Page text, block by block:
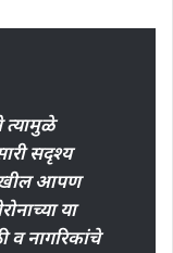
त्यामुळे
सदृश्य
आपण
या
व नागरिकांचे